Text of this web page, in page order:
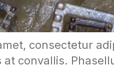
consectetur
convallis.